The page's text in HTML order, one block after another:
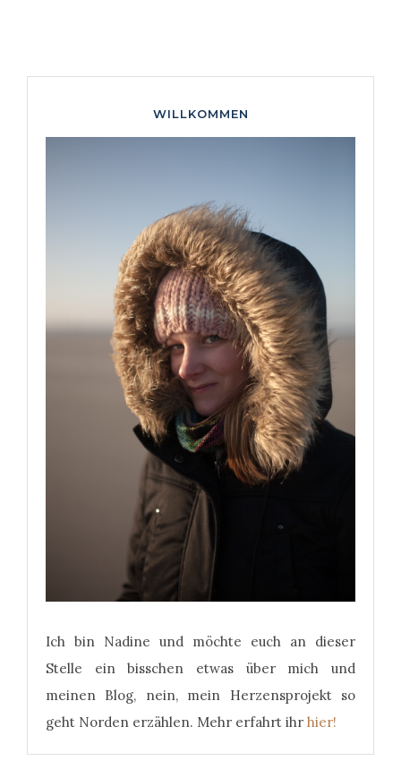
WILLKOMMEN
Ich bin Nadine und möchte euch an dieser
Stelle ein bisschen etwas über mich und
meinen Blog, nein, mein Herzensprojekt so
geht Norden erzählen. Mehr erfahrt ihr hier!